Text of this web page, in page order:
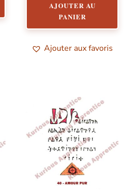
AJOUTER AU
PANIER
Ajouter aux favoris